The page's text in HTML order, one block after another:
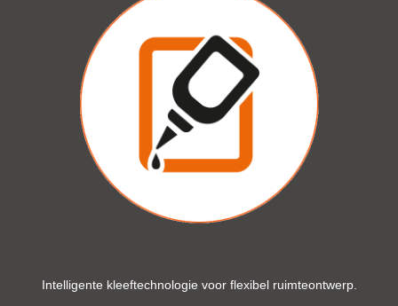
Intelligente kleeftechnologie voor flexibel ruimteontwerp.